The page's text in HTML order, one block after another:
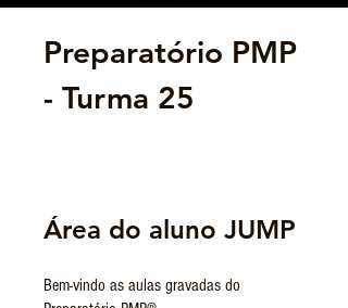
Preparatório PMP
- Turma 25
Área do aluno JUMP
Bem-vindo as aulas gravadas do